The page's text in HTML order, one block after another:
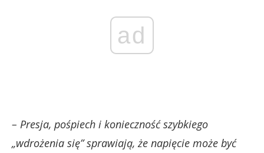
ad
– Presja, pośpiech i konieczność szybkiego
„wdrożenia się” sprawiają, że napięcie może być